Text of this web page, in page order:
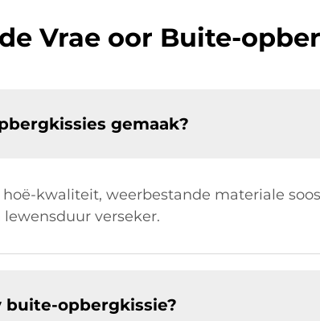
Vrae oor Buite-
gemaak?
kwaliteit, weerbestande materiale
verseker.
buite-opbergkissie?